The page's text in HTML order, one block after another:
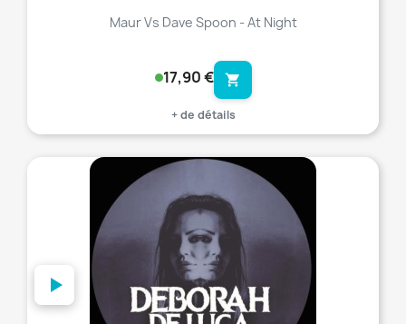
Maur Vs Dave Spoon - At Night
17,90 € shopping_cart
+ de détails